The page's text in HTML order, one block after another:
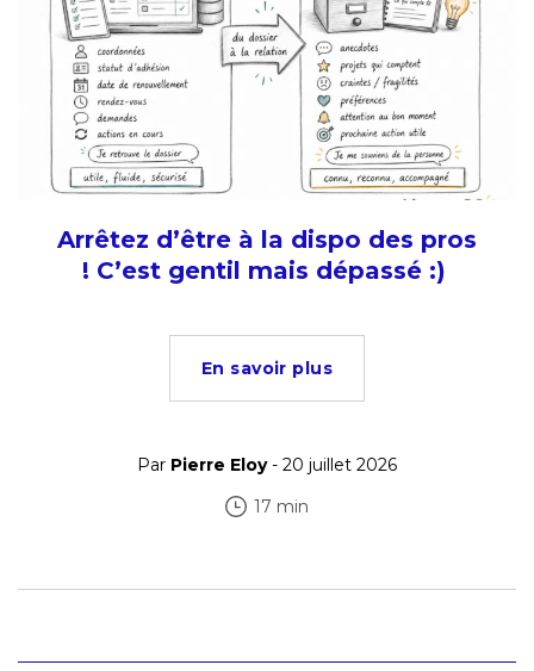
Arrêtez d’être à la dispo des pros
! C’est gentil mais dépassé :)
En savoir plus
Par Pierre Eloy- 20 juillet 2026
17 min